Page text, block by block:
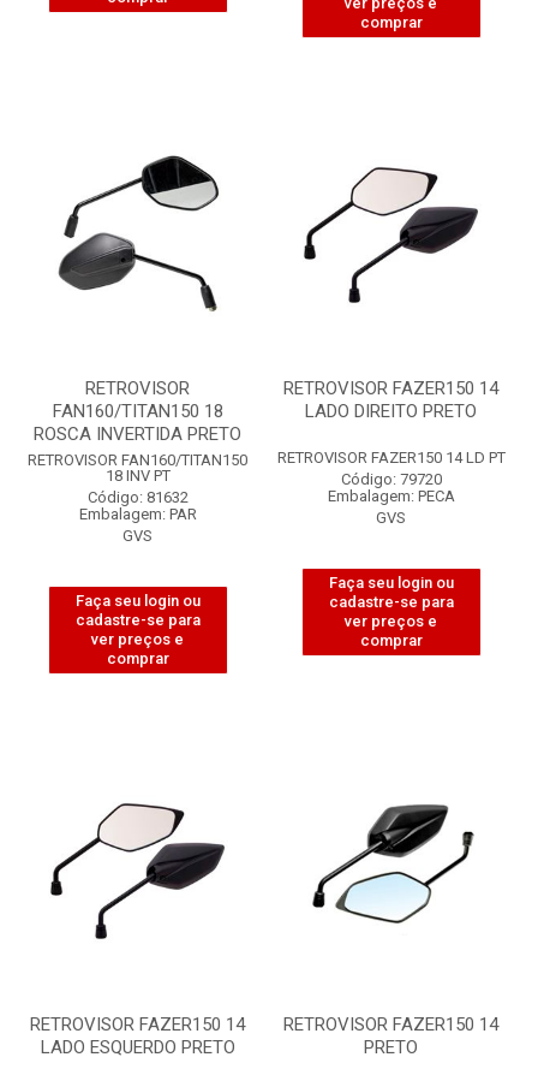
comprar
RETROVISOR
FAN160/TITAN150 18
ROSCA INVERTIDA PRETO
RETROVISOR FAN160/TITAN150
18 INV PT
Código: 81632
Embalagem: PAR
GVS
Faça seu login ou
cadastre-se para
ver preços e
comprar
RETROVISOR FAZER150 14
LADO DIREITO PRETO
RETROVISOR FAZER150 14 LD PT
Código: 79720
Embalagem: PECA
GVS
Faça seu login ou
cadastre-se para
ver preços e
comprar
RETROVISOR FAZER150 14
LADO ESQUERDO PRETO
RETROVISOR FAZER150 14
PRETO